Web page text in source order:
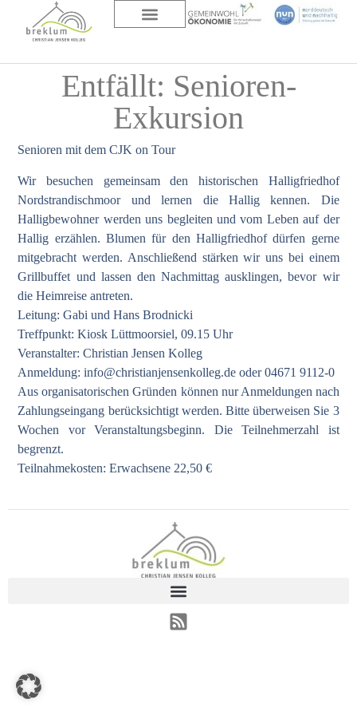
Entfällt: Senioren-
Exkursion
Senioren mit dem CJK on Tour
Wir besuchen gemeinsam den historischen Halligfriedhof
Nordstrandischmoor und lernen die Hallig kennen. Die
Halligbewohner werden uns begleiten und vom Leben auf der
Hallig erzählen. Blumen für den Halligfriedhof dürfen gerne
mitgebracht werden. Anschließend stärken wir uns bei einem
Grillbuffet und lassen den Nachmittag ausklingen, bevor wir
die Heimreise antreten.
Leitung: Gabi und Hans Brodnicki
Treffpunkt: Kiosk Lüttmoorsiel, 09.15 Uhr
Veranstalter: Christian Jensen Kolleg
Anmeldung:info@christianjensenkolleg.de oder 04671 9112-0
Aus organisatorischen Gründen können nur Anmeldungen nach
Zahlungseingang berücksichtigt werden. Bitte überweisen Sie 3
Wochen vor Veranstaltungsbeginn. Die Teilnehmerzahl ist
begrenzt.
Teilnahmekosten: Erwachsene 22,50 €